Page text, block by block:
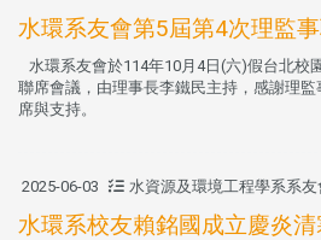
水環系友會第5屆第4次理監
水環系友會於114年10月4日(六)假台北校
聯席會議，由理事長李鐵民主持，感謝理
席與支持。
2025-06-03 水資源及環境工程學系系友
水環系校友賴銘國成立慶炎